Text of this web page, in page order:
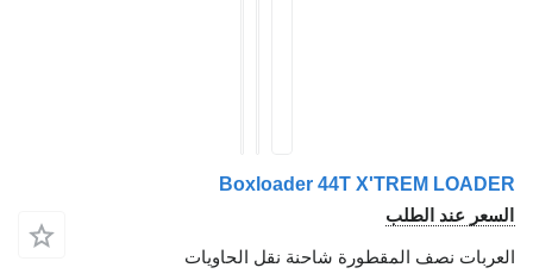
Boxloader 44T X'TREM
عند الطلب
نصف المقطورة شاحنة نقل الحاويات